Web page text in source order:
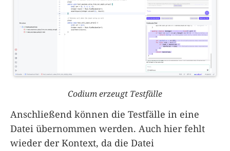
Codium erzeugt Testfälle
Anschließend können die Testfälle in eine
Datei übernommen werden. Auch hier fehlt
wieder der Kontext, da die Datei